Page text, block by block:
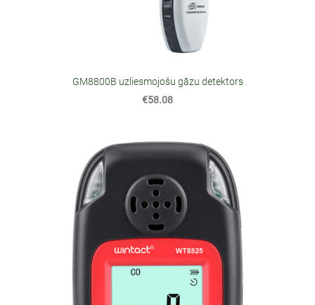
GM8800B uzliesmojošu gāzu detektors
€58.08